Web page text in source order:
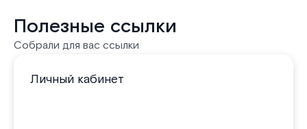
Полезные ссылки
Собрали для вас ссылки
Личный кабинет